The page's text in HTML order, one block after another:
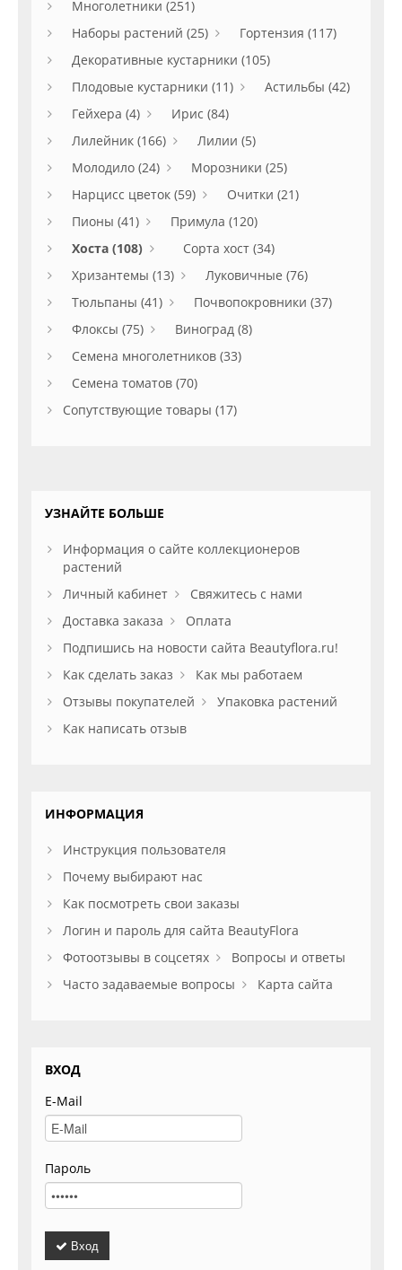
Многолетники (251)
Наборы растений (25)
Гортензия (117)
Декоративные кустарники (105)
Плодовые кустарники (11)
Астильбы (42)
Гейхера (4)
Ирис (84)
Лилейник (166)
Лилии (5)
Молодило (24)
Морозники (25)
Нарцисс цветок (59)
Очитки (21)
Пионы (41)
Примула (120)
Хоста (108)
Сорта хост (34)
Хризантемы (13)
Луковичные (76)
Тюльпаны (41)
Почвопокровники (37)
Флоксы (75)
Виноград (8)
Семена многолетников (33)
Семена томатов (70)
Сопутствующие товары (17)
УЗНАЙТЕ БОЛЬШЕ
Информация о сайте коллекционеров
растений
Личный кабинет
Свяжитесь с нами
Доставка заказа
Оплата
Подпишись на новости сайта Beautyflora.ru!
Как сделать заказ
Как мы работаем
Отзывы покупателей
Упаковка растений
Как написать отзыв
ИНФОРМАЦИЯ
Инструкция пользователя
Почему выбирают нас
Как посмотреть свои заказы
Логин и пароль для сайта BeautyFlora
Фотоотзывы в соцсетях
Вопросы и ответы
Часто задаваемые вопросы
Карта сайта
ВХОД
E-Mail
Пароль
Вход